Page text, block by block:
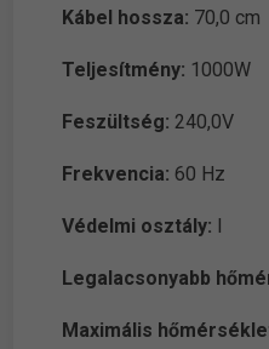
Kábel hossza: 70,0 cm
Teljesítmény: 1000W
Feszültség: 240,0V
Frekvencia: 60 Hz
Védelmi osztály: I
Legalacsonyabb
Maximális